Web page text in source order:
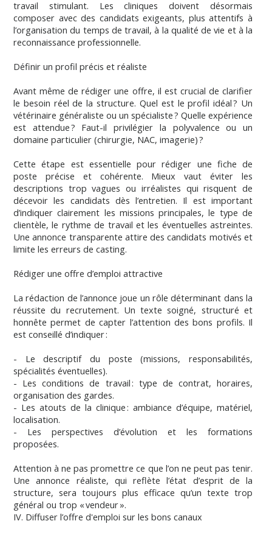
travail stimulant. Les cliniques doivent désormais
composer avec des candidats exigeants, plus attentifs à
l’organisation du temps de travail, à la qualité de vie et à la
reconnaissance professionnelle.
Définir un profil précis et réaliste
Avant même de rédiger une offre, il est crucial de clarifier
le besoin réel de la structure. Quel est le profil idéal ? Un
vétérinaire généraliste ou un spécialiste ? Quelle expérience
est attendue ? Faut-il privilégier la polyvalence ou un
domaine particulier (chirurgie, NAC, imagerie) ?
Cette étape est essentielle pour rédiger une fiche de
poste précise et cohérente. Mieux vaut éviter les
descriptions trop vagues ou irréalistes qui risquent de
décevoir les candidats dès l’entretien. Il est important
d’indiquer clairement les missions principales, le type de
clientèle, le rythme de travail et les éventuelles astreintes.
Une annonce transparente attire des candidats motivés et
limite les erreurs de casting.
Rédiger une offre d’emploi attractive
La rédaction de l’annonce joue un rôle déterminant dans la
réussite du recrutement. Un texte soigné, structuré et
honnête permet de capter l’attention des bons profils. Il
est conseillé d’indiquer :
- Le descriptif du poste (missions, responsabilités,
spécialités éventuelles).
- Les conditions de travail : type de contrat, horaires,
organisation des gardes.
- Les atouts de la clinique : ambiance d’équipe, matériel,
localisation.
- Les perspectives d’évolution et les formations
proposées.
Attention à ne pas promettre ce que l’on ne peut pas tenir.
Une annonce réaliste, qui reflète l’état d’esprit de la
structure, sera toujours plus efficace qu’un texte trop
général ou trop « vendeur ».
IV. Diffuser l’offre d'emploi sur les bons canaux